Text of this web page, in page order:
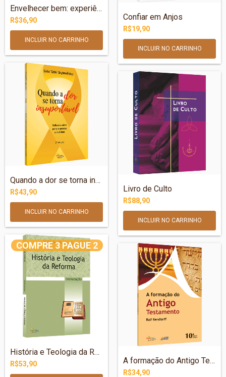
Envelhecer bem: experiências, conflitos...
R$36,90 Confiar em Anjos
R$19,90
Quando a dor se torna insuportável: Refl...
R$43,90 Livro de Culto
R$88,90
COMPRE 3 PAGUE 2
História e Teologia da Reforma - Introdu...
R$53,90 A formação do Antigo Testamento
R$34,90